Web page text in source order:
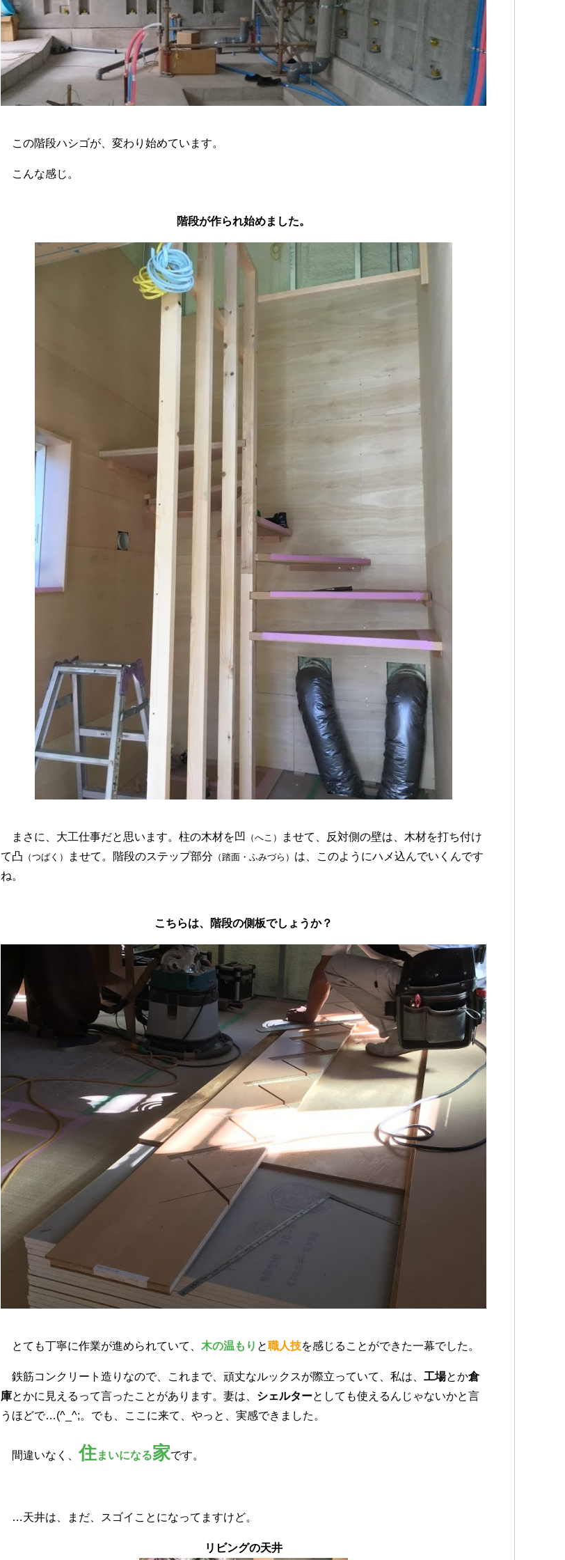
この階段ハシゴが、変わり始めています。
こんな感じ。
階段が作られ始めました。
まさに、大工仕事だと思います。柱の木材を凹 （へこ）
ませて、反対側の壁は、木材を打ち付け
て凸 （つばく） ませて。階段のステップ部分 （踏面・ふみづら） は、このようにハメ込んでいくんです
ね。
こちらは、階段の側板でしょうか？
とても丁寧に作業が進められていて、 木の温もり と職人技を感じることができた一幕でした。
鉄筋コンクリート造りなので、これまで、頑丈なルックスが際立っていて、私は、 工場とか倉
庫とかに見えるって言ったことがあります。妻は、 シェルターとしても使えるんじゃないかと言
うほどで…(^_^;。でも、ここに来て、やっと、実感できました。
間違いなく、住まいになる家です。
…天井は、まだ、スゴイことになってますけど。
リビングの天井